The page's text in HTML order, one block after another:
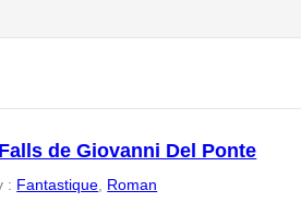
de Giovanni Del Ponte
: Fantastique Roman